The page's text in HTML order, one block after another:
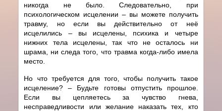
никогда не было. Следовательно, при
психологическом исцелении – вы можете получить
травму, но если вы действительно от неё
исцелились – вы исцелены, психика и четыре
нижних тела исцелены, так что не осталось ни
шрама, ни следа того, что травма когда-либо имела
место.
Но что требуется для того, чтобы получить такое
исцеление? – Будьте готовы отпустить прошлое.
Если вы цепляетесь за чувство гнева,
несправедливости или желание наказать тех, кто